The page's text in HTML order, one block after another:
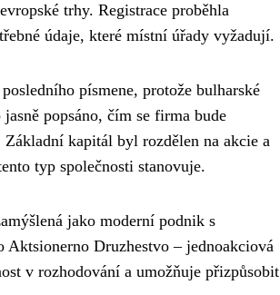
trhy. Registrace proběhla
údaje, které místní úřady vyžadují.
písmene, protože bulharské
popsáno, čím se firma bude
kapitál byl rozdělen na akcie a
typ společnosti stanovuje.
jako moderní podnik s
Druzhestvo – jednoakciová
v rozhodování a umožňuje přizpůsobit